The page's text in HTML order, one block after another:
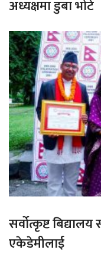
अध्यक्षमा डुबा भोटे
सर्वोत्कृष्ट
एकेडेमीलाई